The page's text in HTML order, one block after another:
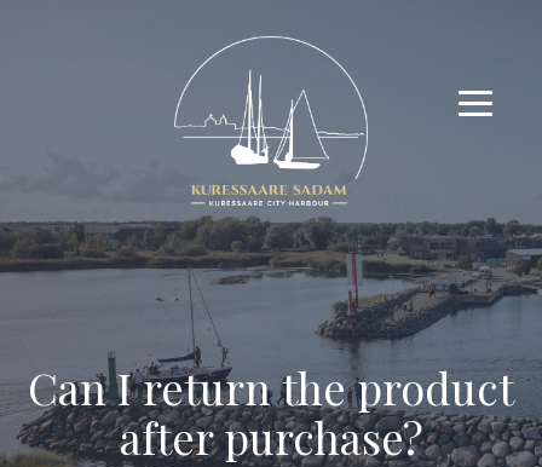
Can I return the product
after purchase?